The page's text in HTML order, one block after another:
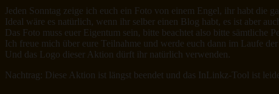
Jeden Sonntag zeige ich euch ein Foto von einem Engel, ihr habt die
Ideal wäre es natürlich, wenn ihr selber einen Blog habt, es ist aber
Das Foto muss euer Eigentum sein, bitte beachtet also bitte sämtliche
Ich freue mich über eure Teilnahme und werde euch dann im Laufe
Und das Logo dieser Aktion dürft ihr natürlich verwenden.
Nachtrag: Diese Aktion ist längst beendet und das InLinkz-Tool ist